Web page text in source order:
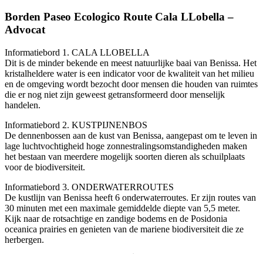
Borden Paseo Ecologico Route Cala LLobella –
Advocat
Informatiebord 1. CALA LLOBELLA
Dit is de minder bekende en meest natuurlijke baai van Benissa. Het
kristalheldere water is een indicator voor de kwaliteit van het milieu
en de omgeving wordt bezocht door mensen die houden van ruimtes
die er nog niet zijn geweest getransformeerd door menselijk
handelen.
Informatiebord 2. KUSTPIJNENBOS
De dennenbossen aan de kust van Benissa, aangepast om te leven in
lage luchtvochtigheid hoge zonnestralingsomstandigheden maken
het bestaan ​​​​van meerdere mogelijk soorten dieren als schuilplaats
voor de biodiversiteit.
Informatiebord 3. ONDERWATERROUTES
De kustlijn van Benissa heeft 6 onderwaterroutes. Er zijn routes van
30 minuten met een maximale gemiddelde diepte van 5,5 meter.
Kijk naar de rotsachtige en zandige bodems en de Posidonia
oceanica prairies en genieten van de mariene biodiversiteit die ze
herbergen.